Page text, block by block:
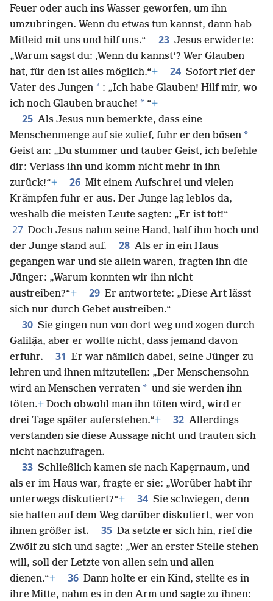
Feuer oder auch ins Wasser geworfen, um ihn
umzubringen. Wenn du etwas tun kannst, dann hab
Mitleid mit uns und hilf uns.“
23 Jesus erwiderte:
„Warum sagst du: ‚Wenn du kannst‘? Wer Glauben
hat, für den ist alles möglich.“+ 24 Sofort rief der
Vater des Jungen * : „Ich habe Glauben! Hilf mir, wo
ich noch Glauben brauche! * “+
25 Als Jesus nun bemerkte, dass eine
Menschenmenge auf sie zulief, fuhr er den bösen *
Geist an: „Du stummer und tauber Geist, ich befehle
dir: Verlass ihn und komm nicht mehr in ihn
zurück!“+ 26 Mit einem Aufschrei und vielen
Krämpfen fuhr er aus. Der Junge lag leblos da,
weshalb die meisten Leute sagten: „Er ist tot!“
27 Doch Jesus nahm seine Hand, half ihm hoch und
der Junge stand auf.
28 Als er in ein Haus
gegangen war und sie allein waren, fragten ihn die
Jünger: „Warum konnten wir ihn nicht
austreiben?“+ 29 Er antwortete: „Diese Art lässt
sich nur durch Gebet austreiben.“
30 Sie gingen nun von dort weg und zogen durch
Galilạ̈a, aber er wollte nicht, dass jemand davon
erfuhr.
31 Er war nämlich dabei, seine Jünger zu
lehren und ihnen mitzuteilen: „Der Menschensohn
wird an Menschen verraten * und sie werden ihn
töten.+ Doch obwohl man ihn töten wird, wird er
drei Tage später auferstehen.“+ 32 Allerdings
verstanden sie diese Aussage nicht und trauten sich
nicht nachzufragen.
33 Schließlich kamen sie nach Kapẹrnaum, und
als er im Haus war, fragte er sie: „Worüber habt ihr
unterwegs diskutiert?“+ 34 Sie schwiegen, denn
sie hatten auf dem Weg darüber diskutiert, wer von
ihnen größer ist.
35 Da setzte er sich hin, rief die
Zwölf zu sich und sagte: „Wer an erster Stelle stehen
will, soll der Letzte von allen sein und allen
dienen.“+ 36 Dann holte er ein Kind, stellte es in
ihre Mitte, nahm es in den Arm und sagte zu ihnen: